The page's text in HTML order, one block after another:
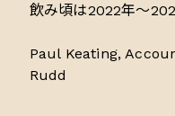
飲み頃は2022年～
Paul Keating,
Rudd